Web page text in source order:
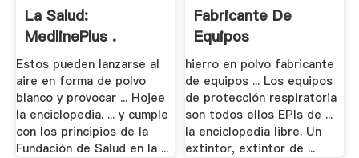
La Salud:
MedlinePlus .
Estos pueden lanzarse al
aire en forma de polvo
blanco y provocar ... Hojee
la enciclopedia. ... y cumple
con los principios de la
Fundación de Salud en la ...
Fabricante De
Equipos
hierro en polvo fabricante
de equipos ... Los equipos
de protección respiratoria
son todos ellos EPIs de ...
la enciclopedia libre. Un
extintor, extintor de ...